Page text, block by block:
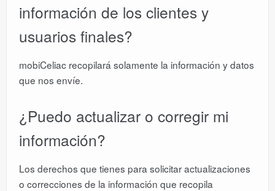
información de los clientes y
usuarios finales?
mobiCeliac recopilará solamente la información y datos
que nos envíe.
¿Puedo actualizar o corregir mi
información?
Los derechos que tienes para solicitar actualizaciones
o correcciones de la información que recopila